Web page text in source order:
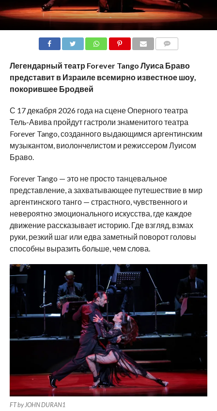
Легендарный театр ForeverTango Луиса Браво
представит в Израиле всемирно известное шоу,
покорившее Бродвей
С 17 декабря 2026 года на сцене Оперного театра
Тель-Авива пройдут гастроли знаменитого театра
Forever Tango, созданного выдающимся аргентинским
музыкантом, виолончелистом и режиссером Луисом
Браво.
Forever Tango — это не просто танцевальное
представление, а захватывающее путешествие в мир
аргентинского танго — страстного, чувственного и
невероятно эмоционального искусства, где каждое
движение рассказывает историю. Где взгляд, взмах
руки, резкий шаг или едва заметный поворот головы
способны выразить больше, чем слова.
FT by JOHN DURAN1